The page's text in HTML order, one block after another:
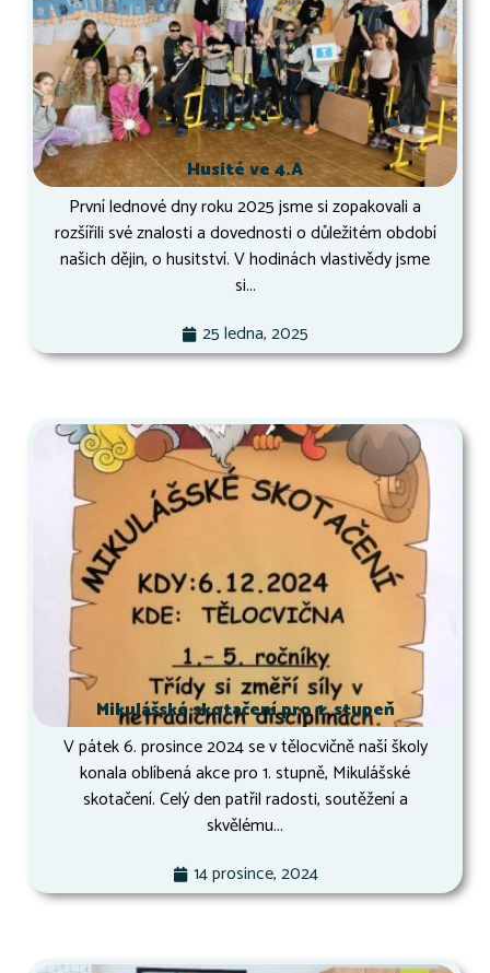
Husité ve 4.A
První lednové dny roku 2025 jsme si zopakovali a
rozšířili své znalosti a dovednosti o důležitém období
našich dějin, o husitství. V hodinách vlastivědy jsme
si...
25 ledna, 2025
Mikulášské skotačení pro 1. stupeň
V pátek 6. prosince 2024 se v tělocvičně naší školy
konala oblíbená akce pro 1. stupně, Mikulášské
skotačení. Celý den patřil radosti, soutěžení a
skvělému...
14 prosince, 2024